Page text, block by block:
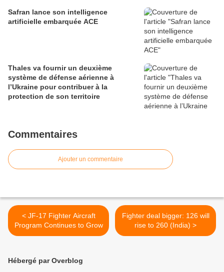
Safran lance son intelligence
artificielle embarquée ACE
Thales va fournir un deuxième
système de défense aérienne à
l’Ukraine pour contribuer à la
protection de son territoire
Commentaires
Ajouter un commentaire
< JF-17 Fighter Aircraft
Program Continues to Grow
Fighter deal bigger: 126 will
rise to 260 (India) >
Hébergé par Overblog